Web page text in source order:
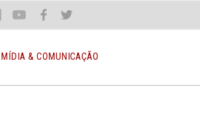
You Face Twit
MÍDIA & COMUNICAÇÃO